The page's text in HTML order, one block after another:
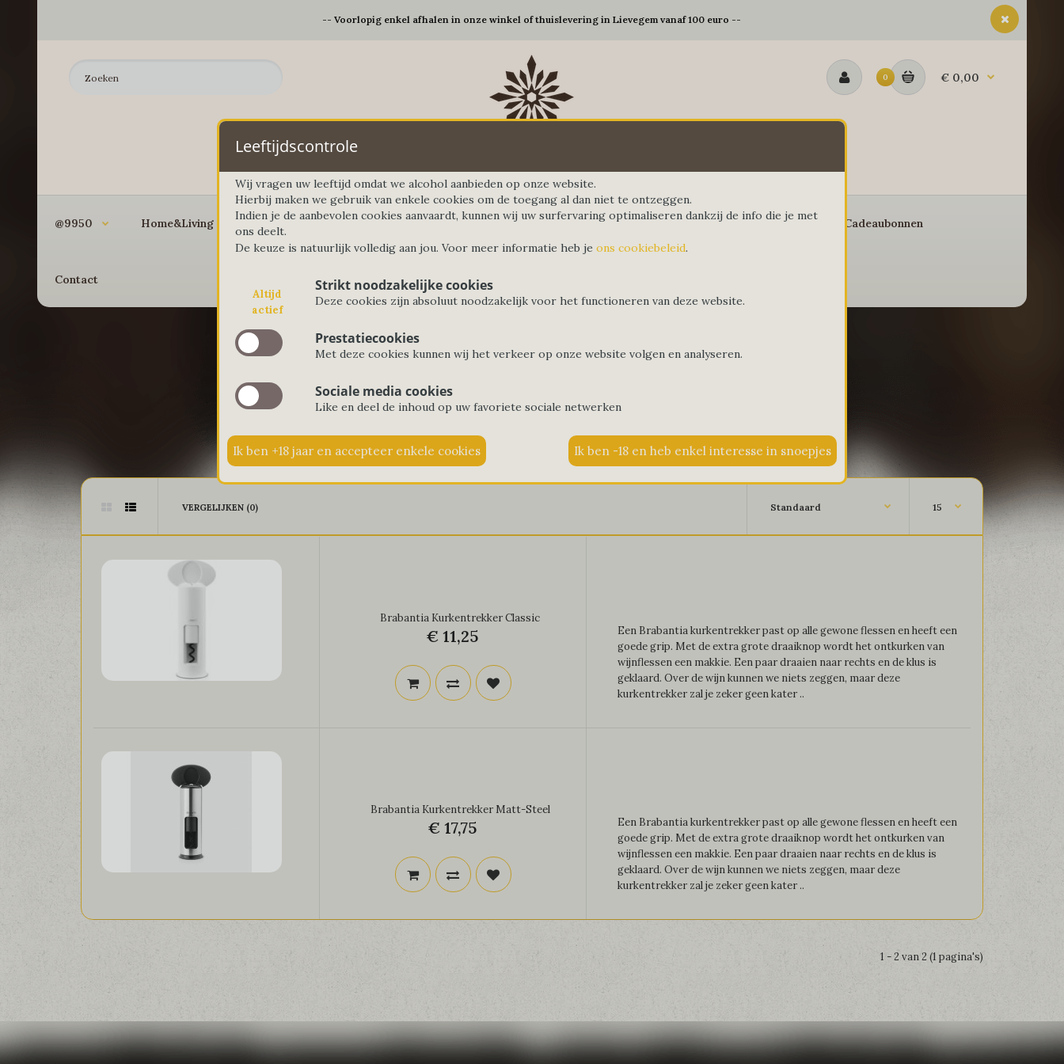
-- Voorlopig enkel afhalen in onze winkel of thuislevering in Lievegem vanaf 100 euro --
0 € 0,00
@9950 Home&Living Koken&Bakken Gedekte tafel Koffie&Thee Elektro Geschenkmanden Cadeaubonnen
Contact
VERGELIJKEN (0)
Brabantia Kurkentrekker Classic
€ 11,25
Een Brabantia kurkentrekker past op alle gewone flessen en heeft een
goede grip. Met de extra grote draaiknop wordt het ontkurken van
wijnflessen een makkie. Een paar draaien naar rechts en de klus is
geklaard. Over de wijn kunnen we niets zeggen, maar deze
kurkentrekker zal je zeker geen kater ..
Brabantia Kurkentrekker Matt-Steel
€ 17,75
Een Brabantia kurkentrekker past op alle gewone flessen en heeft een
goede grip. Met de extra grote draaiknop wordt het ontkurken van
wijnflessen een makkie. Een paar draaien naar rechts en de klus is
geklaard. Over de wijn kunnen we niets zeggen, maar deze
kurkentrekker zal je zeker geen kater ..
1 - 2 van 2 (1 pagina's)
Leeftijdscontrole
Wij vragen uw leeftijd omdat we alcohol aanbieden op onze website.
Hierbij maken we gebruik van enkele cookies om de toegang al dan niet te ontzeggen.
Indien je de aanbevolen cookies aanvaardt, kunnen wij uw surfervaring optimaliseren dankzij de info die je met
ons deelt.
De keuze is natuurlijk volledig aan jou. Voor meer informatie heb jeons cookiebeleid.
Altijd
actief
Strikt noodzakelijke cookies
Deze cookies zijn absoluut noodzakelijk voor het functioneren van deze website.
Prestatiecookies
Met deze cookies kunnen wij het verkeer op onze website volgen en analyseren.
Sociale media cookies
Like en deel de inhoud op uw favoriete sociale netwerken